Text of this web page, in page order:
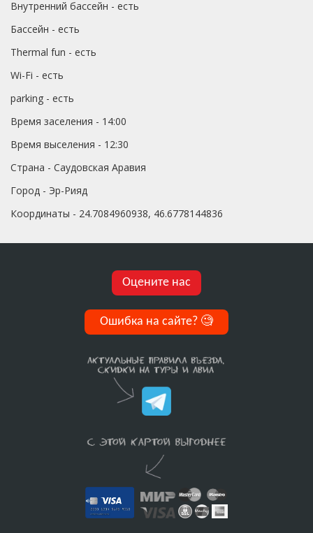
Внутренний бассейн - есть
Бассейн - есть
Thermal fun - есть
Wi-Fi - есть
parking - есть
Время заселения - 14:00
Время выселения - 12:30
Страна - Саудовская Аравия
Город - Эр-Рияд
Координаты - 24.7084960938, 46.6778144836
Оцените нас
Ошибка на сайте? 🧐